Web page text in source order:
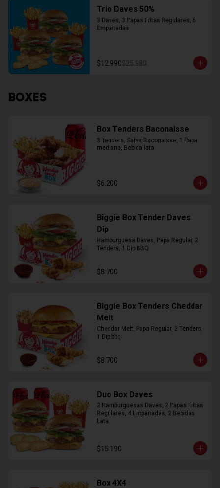
Trio Daves 50%
3 Daves, 3 Papas Fritas Regulares, 6
Empanadas
$12.990$25.980
BOXES
Box Tenders Baconaisse
3 Tenders, Salsa Baconaisse, 1 Papa
mediana, Bebida lata
$6.200
Biggie Box Tender Daves
Dip
Hamburguesa Daves, Papa Regular, 2
Tenders, 1 Dip BBQ
$8.700
Biggie Box Tenders Cheddar
Melt
Cheddar Melt, Papa Regular, 2 Tenders,
1 Dip bbq
$8.700
Duo Box Daves
2 Hamburguesas Daves, 2 Papas Fritas
Regulares, 4 Empanadas, 2 Bebidas
Lata.
$15.190
Box 4X4